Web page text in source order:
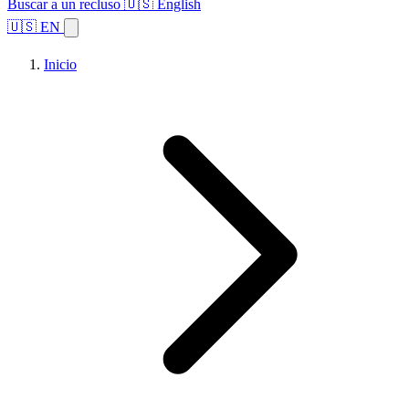
Buscar a un recluso 🇺🇸 English
🇺🇸 EN
Inicio